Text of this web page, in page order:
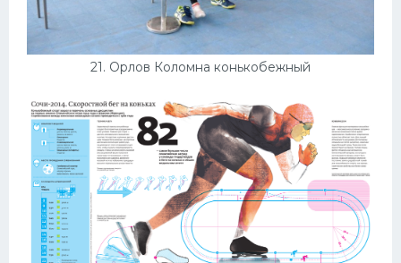
21. Орлов Коломна конькобежный